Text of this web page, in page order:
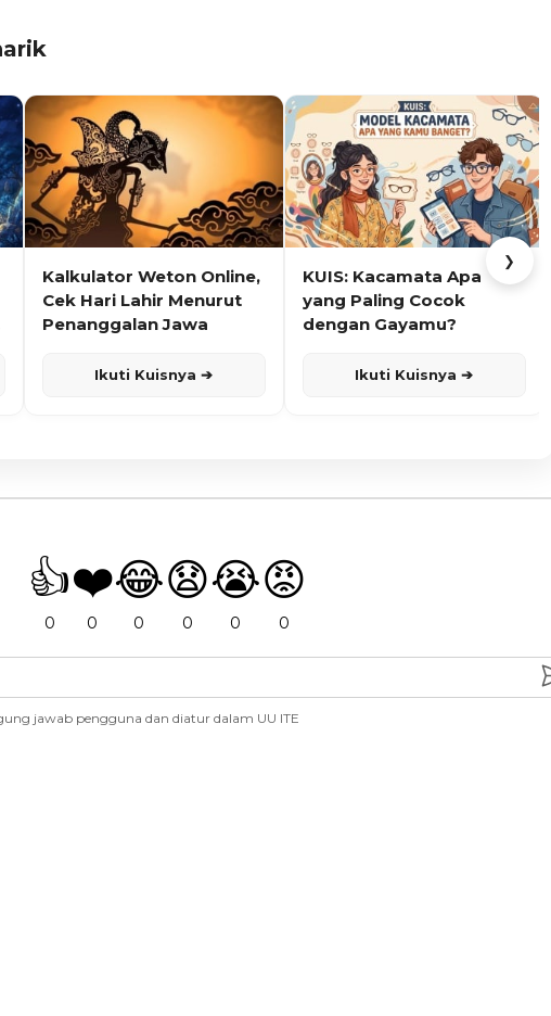
Kalkulator Weton Online,
Cek Hari Lahir Menurut
Penanggalan Jawa
Ikuti Kuisnya ➔
KUIS: Kacamata Apa
yang Paling Cocok
dengan Gayamu?
Ikuti Kuisnya ➔
❯
👍
0
❤️
0
😂
0
😧
0
😭
0
😡
0
jawab pengguna dan diatur dalam UU ITE